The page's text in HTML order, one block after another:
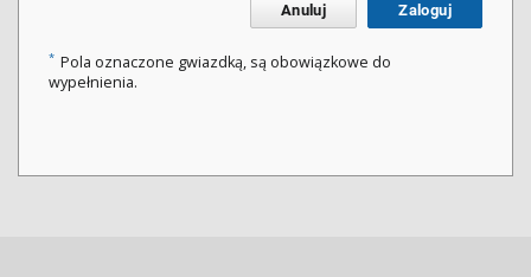
Anuluj Zaloguj
* Pola oznaczone gwiazdką, są obowiązkowe do
wypełnienia.